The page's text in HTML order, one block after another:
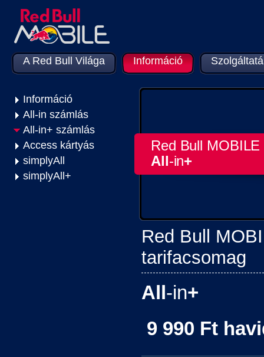
A Red Bull Világa Információ
Információ
All-in számlás
All-in+ számlás
Access kártyás
simplyAll
simplyAll+
Red Bull
All-in+
Red Bull
tarifacsomag
All-in+
9 990 Ft